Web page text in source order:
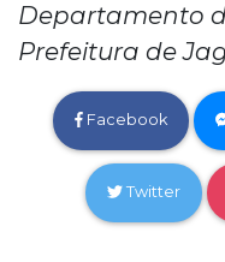
Departamento
Prefeitura de
Facebook
Twitter